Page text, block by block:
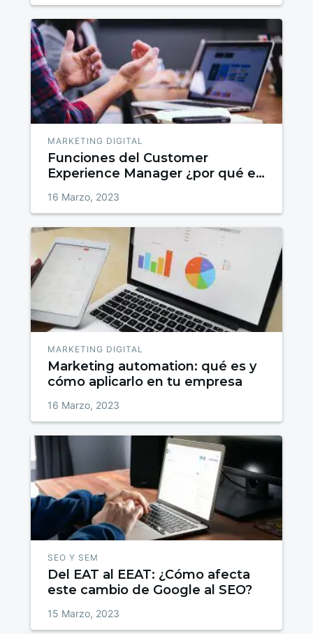
MARKETING DIGITAL
Funciones del Customer
Experience Manager ¿por qué es
16 Marzo, 2023
MARKETING DIGITAL
Marketing automation: qué es y
cómo aplicarlo en tu empresa
16 Marzo, 2023
SEO Y SEM
Del EAT al EEAT: ¿Cómo afecta
este cambio de Google al SEO?
15 Marzo, 2023